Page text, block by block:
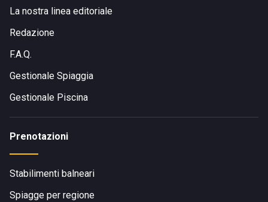
La nostra linea editoriale
Redazione
F.A.Q.
Gestionale Spiaggia
Gestionale Piscina
Prenotazioni
Stabilimenti balneari
Spiagge per regione